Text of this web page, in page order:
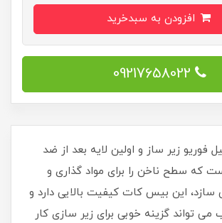
09217658022
کات 10 میل فوریو زیر ساز و اولین لایه بعد از ضد
که سطح ناخن را برای مواد گذاری و
این بیس کات کیفیت بالایی دارد و
تواند گزینه خوبی برای زیر سازی کار